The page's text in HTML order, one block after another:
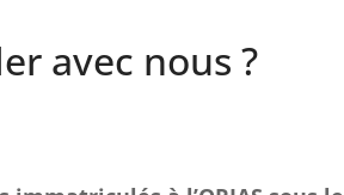
avec nous ?